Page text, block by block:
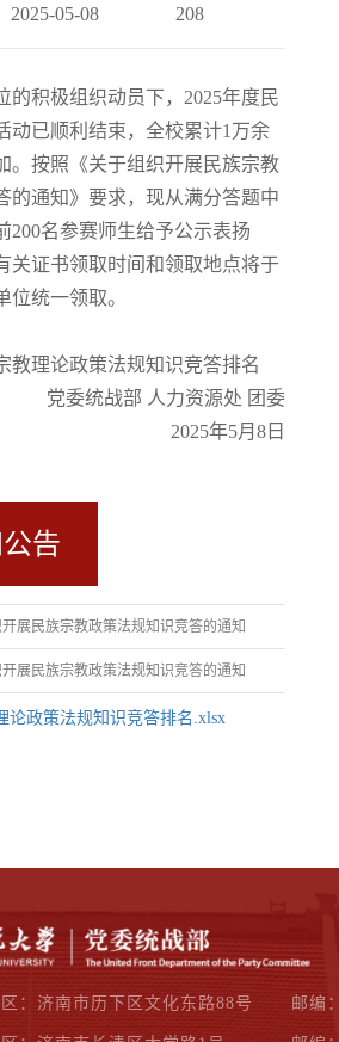
2025-05-08 208
的积极组织动员下，2025年度民
动已顺利结束，全校累计1万余
。按照《关于组织开展民族宗教
的通知》要求，现从满分答题中
200名参赛师生给予公示表扬
关证书领取时间和领取地点将于
位统一领取。
教理论政策法规知识竞答排名
党委统战部 人力资源处 团委
2025年5月8日
告
展民族宗教政策法规知识竞答的通知
展民族宗教政策法规知识竞答的通知
论政策法规知识竞答排名.xlsx
：济南市历下区文化东路88号 邮编